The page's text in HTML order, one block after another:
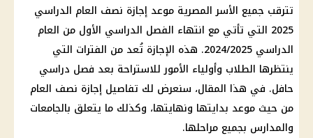
تترقب جميع الأسر المصرية موعد إجازة نصف العام الدراسي
2025 التي تأتي مع انتهاء الفصل الدراسي الأول من العام
الدراسي 2024/2025. هذه الإجازة تُعد من الفترات التي
ينتظرها الطلاب وأولياء الأمور للاستراحة بعد فصل دراسي
حافل. في هذا المقال، سنعرض لك تفاصيل إجازة نصف العام
من حيث موعد بدايتها ونهايتها، وكذلك ما يتعلق بالجامعات
والمدارس بجميع مراحلها.